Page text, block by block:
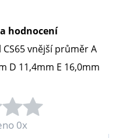
hodnocení
vnější průměr A
D 11,4mm E 16,0mm
0x